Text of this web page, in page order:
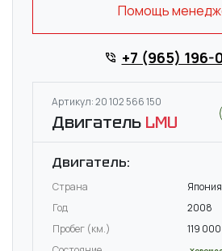
Помощь
+7 (965) 196-
Артикул: 20 102 566 150
Двигатель LMU
Двигатель:
Страна
Япония
Год
2008
Пробег (км.)
119 000